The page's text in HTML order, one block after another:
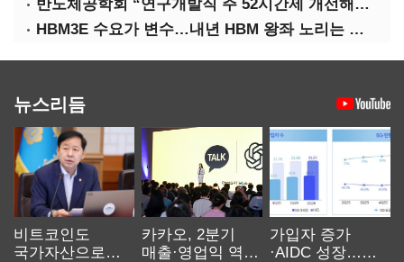
반도체공학회 “연구개발직 주 52시간제 개선해야”
HBM3E 수요가 변수…내년 HBM 왕좌 노리는 삼성
뉴스리듬
비트코인도
국가자산으로…'
카카오, 2분기
매출·영업익 역대
가입자 증가
·AIDC 성장…